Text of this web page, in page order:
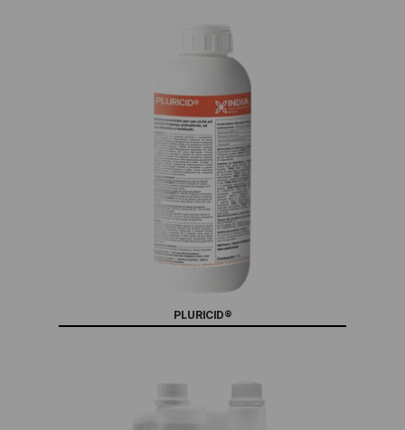
PLURICID®